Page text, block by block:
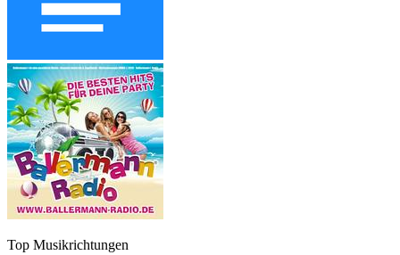
Top Musikrichtungen